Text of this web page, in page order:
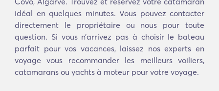
idéal en quelques minutes. Vous pouvez contacter
directement le propriétaire ou nous pour toute
question. Si vous n’arrivez pas à choisir le bateau
parfait pour vos vacances, laissez nos experts en
voyage vous recommander les meilleurs voiliers,
catamarans ou yachts à moteur pour votre voyage.